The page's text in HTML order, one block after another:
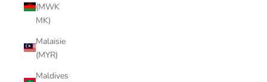
(MWK
MK)
Malaisie
(MYR)
Maldives